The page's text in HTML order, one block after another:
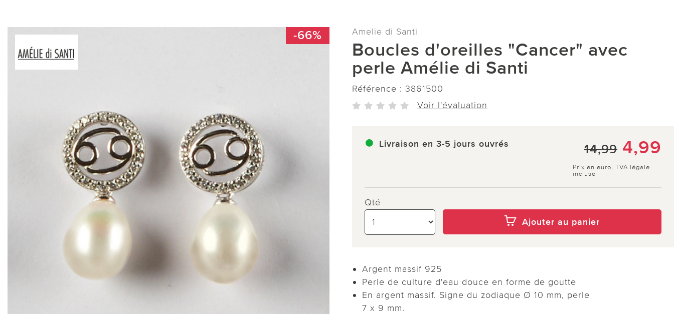
-66% Amelie di Santi
Boucles d'oreilles "Cancer" avec
perle Amélie di Santi
Référence : 3861500
Voir l'évaluation
Livraison en 3-5 jours ouvrés 14,99 4,99
Prix en euro, TVA légale
incluse
Qté
Ajouter au panier
Argent massif 925
Perle de culture d'eau douce en forme de goutte
En argent massif. Signe du zodiaque Ø 10 mm, perle
7 x 9 mm.